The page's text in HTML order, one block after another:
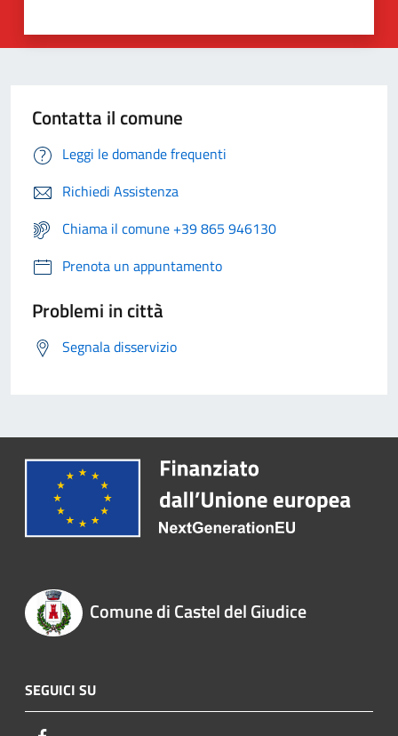
Contatta il comune
Leggi le domande frequenti
Richiedi Assistenza
Chiama il comune +39 865 946130
Prenota un appuntamento
Problemi in città
Segnala disservizio
Comune di Castel del Giudice
SEGUICI SU